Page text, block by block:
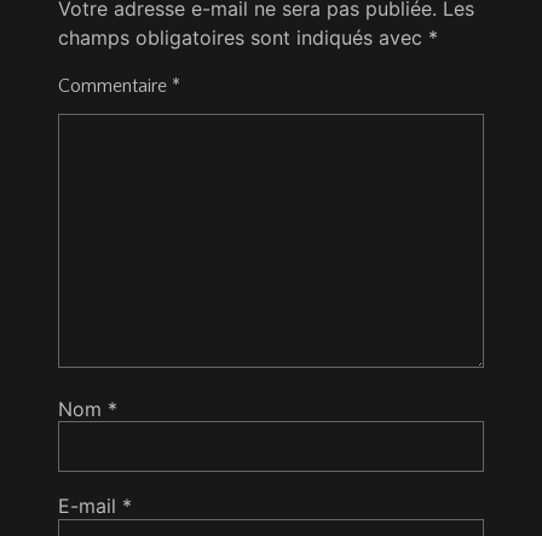
Votre adresse e-mail ne sera pas publiée. Les
champs obligatoires sont indiqués avec *
Commentaire *
Nom *
E-mail *